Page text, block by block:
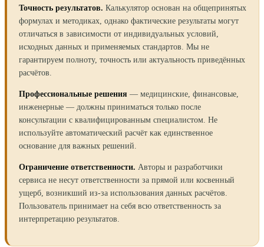
Точность результатов. Калькулятор основан на общепринятых
формулах и методиках, однако фактические результаты могут
отличаться в зависимости от индивидуальных условий,
исходных данных и применяемых стандартов. Мы не
гарантируем полноту, точность или актуальность приведённых
расчётов.
Профессиональные решения — медицинские, финансовые,
инженерные — должны приниматься только после
консультации с квалифицированным специалистом. Не
используйте автоматический расчёт как единственное
основание для важных решений.
Ограничение ответственности. Авторы и разработчики
сервиса не несут ответственности за прямой или косвенный
ущерб, возникший из-за использования данных расчётов.
Пользователь принимает на себя всю ответственность за
интерпретацию результатов.